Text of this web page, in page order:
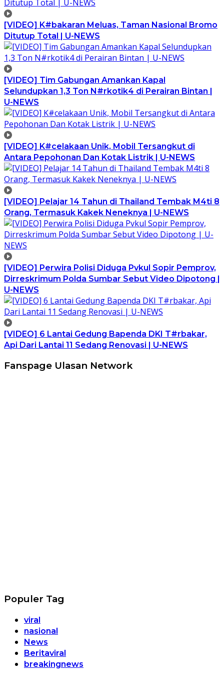
[VIDEO] K#bakaran Meluas, Taman Nasional Bromo
Ditutup Total | U-NEWS
[VIDEO] Tim Gabungan Amankan Kapal
Selundupkan 1,3 Ton N#rkotik4 di Perairan Bintan |
U-NEWS
[VIDEO] K#celakaan Unik, Mobil Tersangkut di
Antara Pepohonan Dan Kotak Listrik | U-NEWS
[VIDEO] Pelajar 14 Tahun di Thailand Tembak M4ti 8
Orang, Termasuk Kakek Neneknya | U-NEWS
[VIDEO] Perwira Polisi Diduga Pvkul Sopir Pemprov,
Dirreskrimum Polda Sumbar Sebut Video Dipotong |
U-NEWS
[VIDEO] 6 Lantai Gedung Bapenda DKI T#rbakar,
Api Dari Lantai 11 Sedang Renovasi | U-NEWS
Fanspage Ulasan Network
Populer Tag
viral
nasional
News
Beritaviral
breakingnews